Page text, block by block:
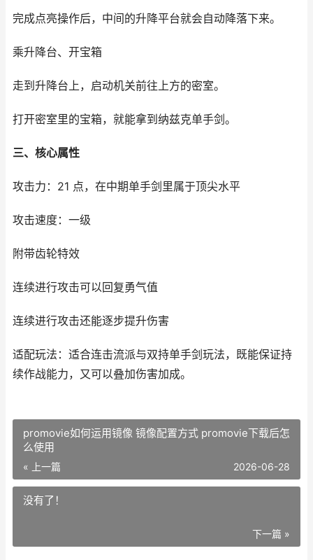
完成点亮操作后，中间的升降平台就会自动降落下来。
乘升降台、开宝箱
走到升降台上，启动机关前往上方的密室。
打开密室里的宝箱，就能拿到纳兹克单手剑。
三、核心属性
攻击力：21 点，在中期单手剑里属于顶尖水平
攻击速度：一级
附带齿轮特效
连续进行攻击可以回复勇气值
连续进行攻击还能逐步提升伤害
适配玩法：适合连击流派与双持单手剑玩法，既能保证持
续作战能力，又可以叠加伤害加成。
promovie如何运用镜像 镜像配置方式 promovie下载后怎
么使用
« 上一篇 2026-06-28
没有了！
下一篇 »